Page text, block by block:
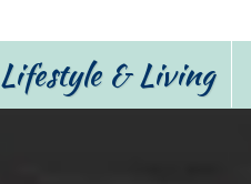
Lifestyle & Living